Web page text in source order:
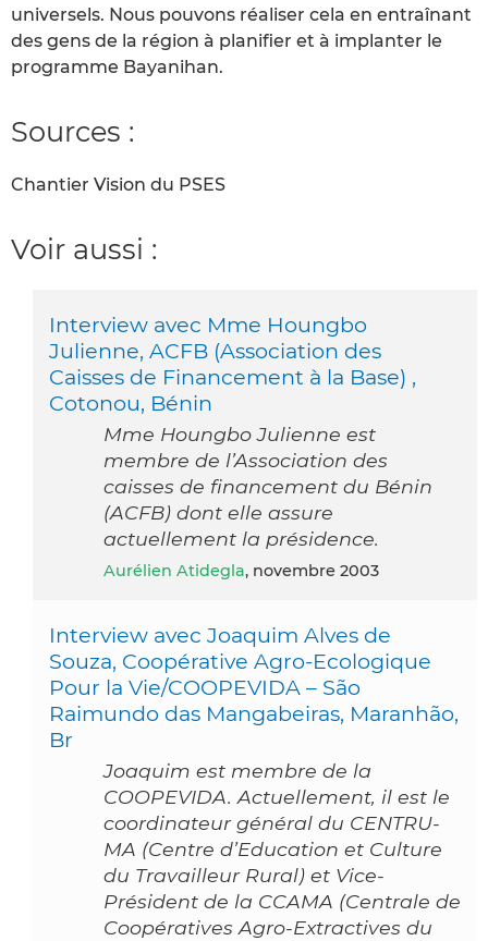
universels. Nous pouvons réaliser cela en entraînant
des gens de la région à planifier et à implanter le
programme Bayanihan.
Sources :
Chantier Vision du PSES
Voir aussi :
Interview avec Mme Houngbo
Julienne, ACFB (Association des
Caisses de Financement à la Base) ,
Cotonou, Bénin
Mme Houngbo Julienne est
membre de l’Association des
caisses de financement du Bénin
(ACFB) dont elle assure
actuellement la présidence.
Aurélien Atidegla, novembre 2003
Interview avec Joaquim Alves de
Souza, Coopérative Agro-Ecologique
Pour la Vie/COOPEVIDA – São
Raimundo das Mangabeiras, Maranhão,
Br
Joaquim est membre de la
COOPEVIDA. Actuellement, il est le
coordinateur général du CENTRU-
MA (Centre d’Education et Culture
du Travailleur Rural) et Vice-
Président de la CCAMA (Centrale de
Coopératives Agro-Extractives du